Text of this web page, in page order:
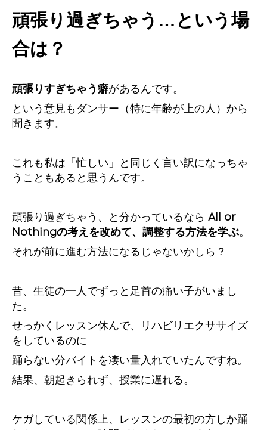
頑張り過ぎちゃう…という場
合は？
頑張りすぎちゃう癖があるんです。
という意見もダンサー（特に年齢が上の人）から
聞きます。
これも私は「忙しい」と同じく言い訳になっちゃ
うこともあると思うんです。
頑張り過ぎちゃう、と分かっているなら All or
Nothingの考えを改めて、 調整する方法を学ぶ。
それが前に進む方法になるじゃないかしら？
昔、生徒の一人でずっと足首の痛い子がいまし
た。
せっかくレッスン休んで、リハビリエクササイズ
をしているのに
踊らない分バイトを凄い量入れていたんですね。
結果、朝起きられず、授業に遅れる。
ケガしている関係上、レッスンの最初の方しか踊